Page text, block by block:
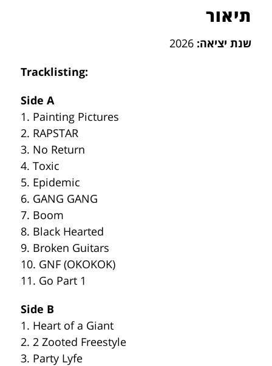
תיאור
שנת יציאה:
Tracklisting:
Side A
1. Painting Pictures
2. RAPSTAR
3. No Return
4. Toxic
5. Epidemic
6. GANG GANG
7. Boom
8. Black Hearted
9. Broken Guitars
10. GNF (OKOKOK)
11. Go Part 1
Side B
1. Heart of a Giant
2. 2 Zooted Freestyle
3. Party Lyfe